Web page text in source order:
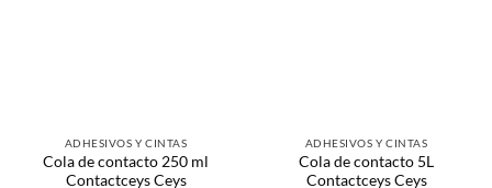
ADHESIVOS Y CINTAS
Cola de contacto 250 ml
Contactceys Ceys
ADHESIVOS Y CINTAS
Cola de contacto 5L
Contactceys Ceys